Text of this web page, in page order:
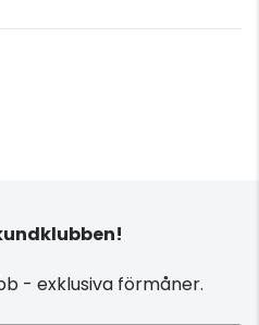
- exklusiva förmåner.